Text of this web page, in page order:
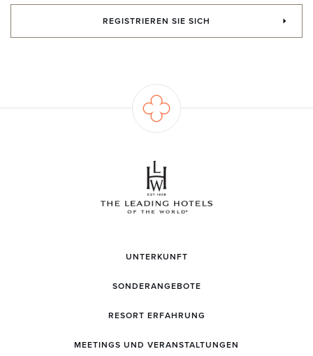
REGISTRIEREN SIE SICH
UNTERKUNFT
SONDERANGEBOTE
RESORT ERFAHRUNG
MEETINGS UND VERANSTALTUNGEN